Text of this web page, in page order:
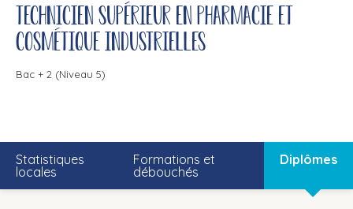
Technicien supérieur en pharmacie et
cosmétique industrielles
Bac + 2 (Niveau 5)
Statistiques
locales
Formations et
débouchés
Diplômes